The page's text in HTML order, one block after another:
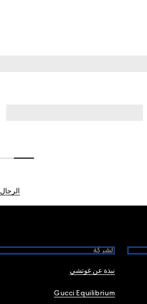
الرجال
الشركة
نبذة عن غوتشي
Gucci Equilibrium